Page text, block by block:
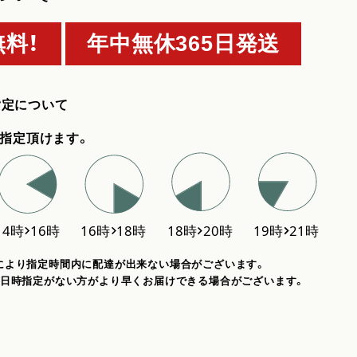
！ 年中無休365日発送
について
定頂けます。
り指定時間内に配達が出来ない場合がございます。
時指定がない方がより早くお届けできる場合がございます。